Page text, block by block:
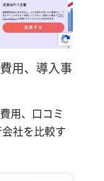
用、導入事
用、口コミ
社を比較す